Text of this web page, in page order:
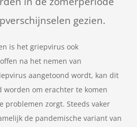
gezien.
is het griepvirus ook
na het nemen van
aangetoond wordt, kan dit
worden om erachter te komen
problemen zorgt. Steeds vaker
de pandemische variant van